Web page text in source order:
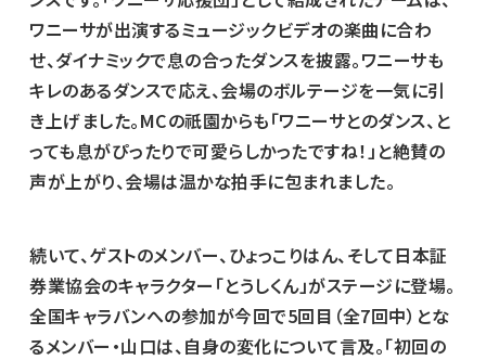
ワニーサが出演するミュージックビデオの楽曲に合わ
せ、ダイナミックで息の合ったダンスを披露。ワニーサも
キレのあるダンスで応え、会場のボルテージを一気に引
き上げました。MCの祇園からも「ワニーサとのダンス、と
っても息がぴったりで可愛らしかったですね！」と絶賛の
声が上がり、会場は温かな拍手に包まれました。
続いて、ゲストのメンバー、ひょっこりはん、そして日本証
券業協会のキャラクター「とうしくん」がステージに登場。
全国キャラバンへの参加が今回で5回目（全7回中）とな
るメンバー・山口は、自身の変化について言及。「初回の